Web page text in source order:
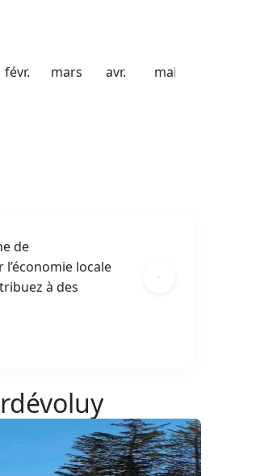
févr. mars avr. mai
de
locale
à des